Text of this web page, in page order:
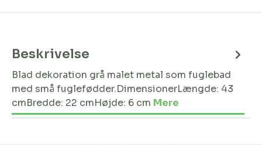
Beskrivelse
Blad dekoration grå malet metal som fuglebad
med små fuglefødder.DimensionerLængde: 43
cmBredde: 22 cmHøjde: 6 cm Mere